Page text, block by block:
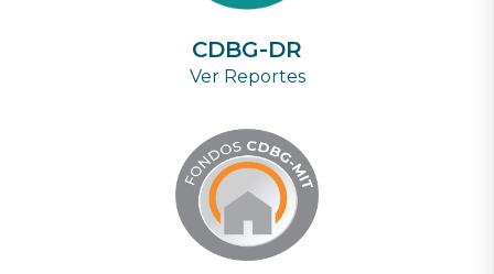
CDBG-DR
Ver Reportes